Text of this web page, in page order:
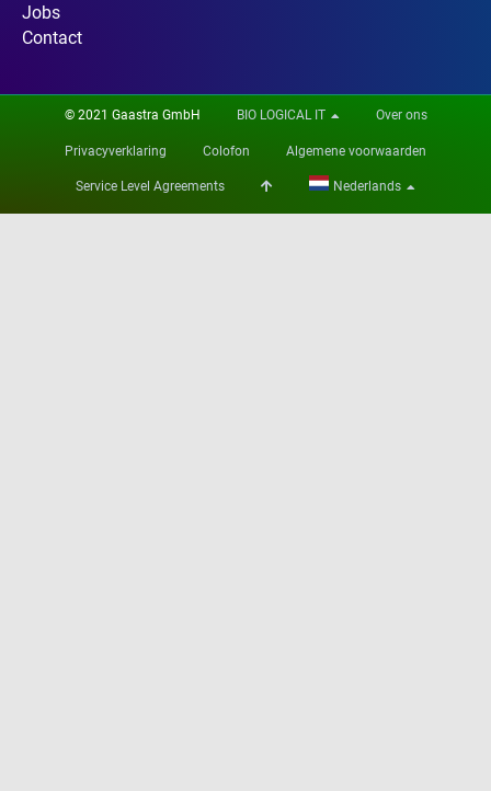
Jobs
Contact
© 2021 Gaastra GmbH BIO LOGICAL IT Over ons
Privacyverklaring Colofon Algemene voorwaarden
Service Level Agreements Nederlands